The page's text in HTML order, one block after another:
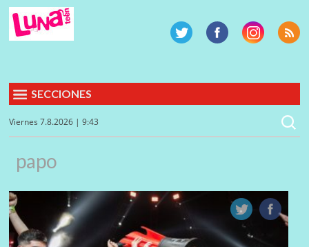
SECCIONES
Viernes 7.8.2026 | 9:43
papo